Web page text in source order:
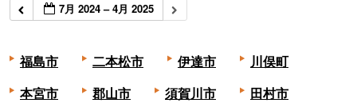
7月 2024 – 4月 2025
福島市 二本松市 伊達市 川俣町
本宮市 郡山市 須賀川市 田村市